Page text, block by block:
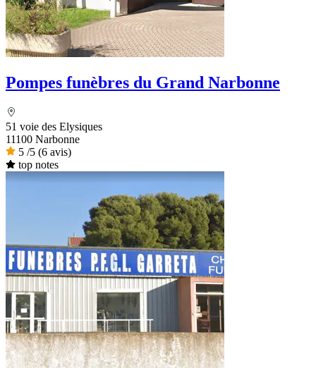
Pompes funèbres du Grand Narbonne
51 voie des Elysiques
11100 Narbonne
5 /5 (6 avis)
top notes